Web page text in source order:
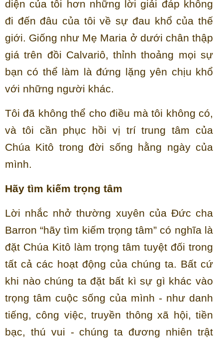
diện của tôi hơn những lời giải đáp không
đi đến đâu của tôi về sự đau khổ của thế
giới. Giống như Mẹ Maria ở dưới chân thập
giá trên đồi Calvariô, thỉnh thoảng mọi sự
bạn có thể làm là đứng lặng yên chịu khổ
với những người khác.
Tôi đã không thể cho điều mà tôi không có,
và tôi cần phục hồi vị trí trung tâm của
Chúa Kitô trong đời sống hằng ngày của
mình.
Hãy tìm kiếm trọng tâm
Lời nhắc nhở thường xuyên của Đức cha
Barron “hãy tìm kiếm trọng tâm” có nghĩa là
đặt Chúa Kitô làm trọng tâm tuyệt đối trong
tất cả các hoạt động của chúng ta. Bất cứ
khi nào chúng ta đặt bất kì sự gì khác vào
trọng tâm cuộc sống của mình - như danh
tiếng, công việc, truyền thông xã hội, tiền
bạc, thú vui - chúng ta đương nhiên trật